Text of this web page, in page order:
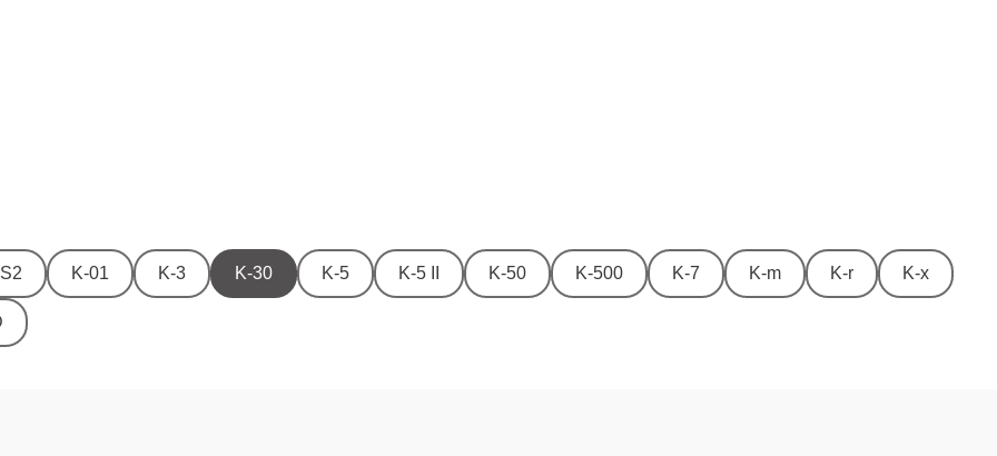
K-01 K-3 K-30 K-5 K-5 II K-50 K-500 K-7 K-m K-r K-x